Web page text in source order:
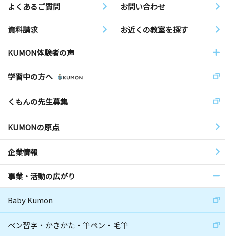
よくあるご質問 お問い合わせ
資料請求 お近くの教室を探す
KUMON体験者の声
学習中の方へ
くもんの先生募集
KUMONの原点
企業情報
事業・活動の広がり
Baby Kumon
ペン習字・かきかた・筆ペン・毛筆